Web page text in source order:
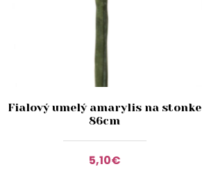
Fialový umelý amarylis na stonke
86cm
5,10€